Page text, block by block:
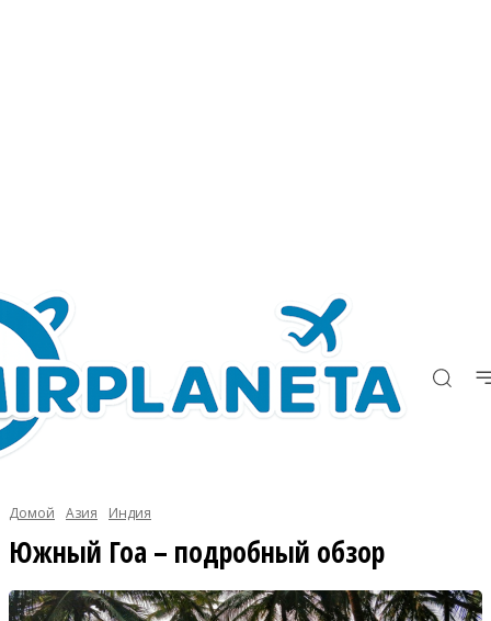
Домой Азия Индия
Южный Гоа – подробный обзор